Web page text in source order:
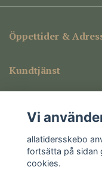
Öppettider &
Kundtjänst
Sociala medier
Vi
allatidersskebo
fortsätta på sidan
cookies.